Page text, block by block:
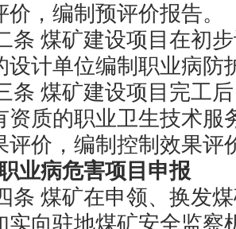
，编制预评价报告。
条 煤矿建设项目在初
设计单位编制职业病防
条 煤矿建设项目完工
资质的职业卫生技术服
评价，编制控制效果评
业病危害项目申报
条 煤矿在申领、换发
实向驻地煤矿安全监察